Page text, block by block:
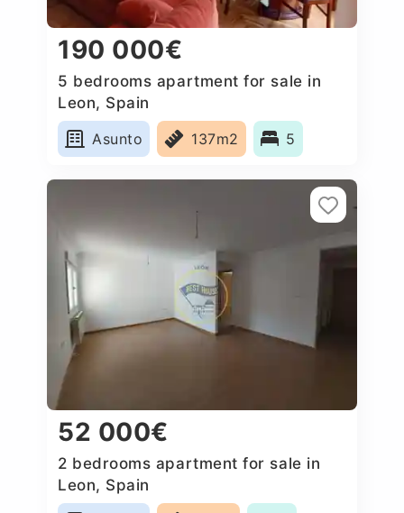
190 000€
5 bedrooms apartment for sale in
Leon, Spain
Asunto
137m2 5
52 000€
2 bedrooms apartment for sale in
Leon, Spain